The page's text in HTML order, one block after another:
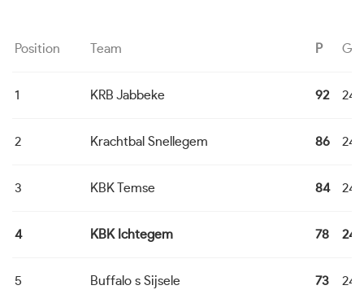
Position Team P G
1 KRB Jabbeke 92 24
2 Krachtbal Snellegem 86 24
3 KBK Temse 84 24
4 KBK Ichtegem 78 24
5 Buffalo s Sijsele 73 24